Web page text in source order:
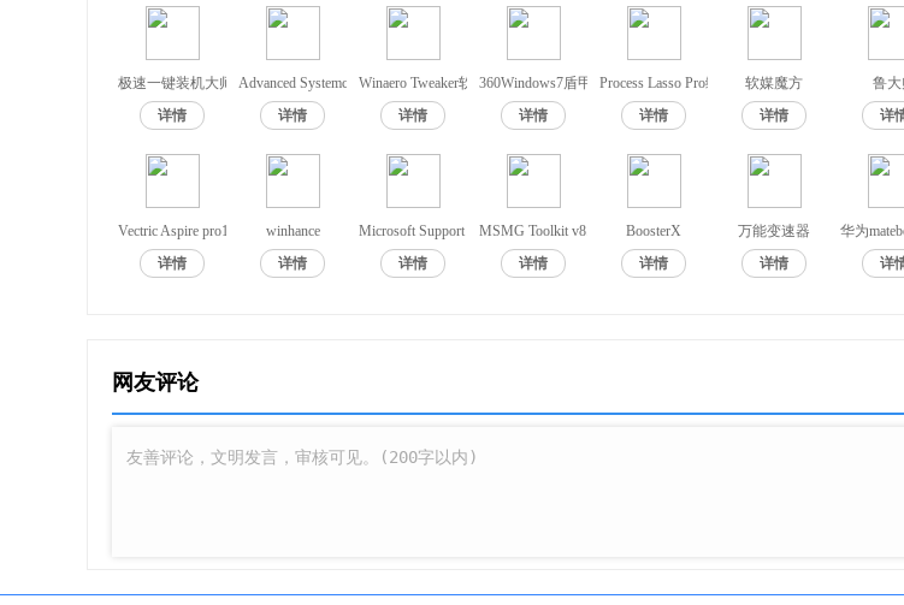
16、集成 Microsoft 数据重复数据删除
17、集成 Microsoft Edge 浏览器应用
18、集成 Windows 盲文辅助
21、集成 Windows Management Framework 5.1
极速一键装机大师
详情
Advanced Systemcare Pro免注册码
详情
Winaero Tweaker软件中文汉化版
详情
360Windows7盾甲
详情
Process Lasso Pro绿色版
详情
软媒魔方
详情
鲁
详
Vectric Aspire pro10
详情
winhance
详情
Microsoft Support and Recovery Assistant
详情
MSMG Toolkit v8.8
详情
BoosterX
详情
万能变速器
详情
华为
详
网友评论